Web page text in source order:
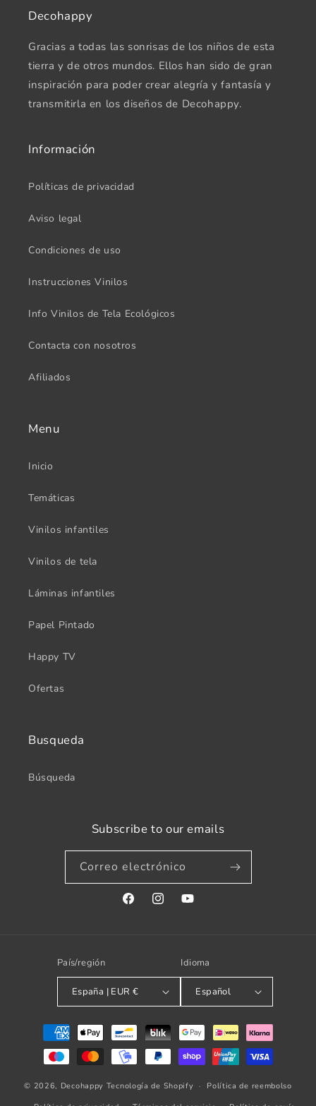
Decohappy
Gracias a todas las sonrisas de los niños de esta
tierra y de otros mundos. Ellos han sido de gran
inspiración para poder crear alegría y fantasía y
transmitirla en los diseños de Decohappy.
Información
Políticas de privacidad
Aviso legal
Condiciones de uso
Instrucciones Vinilos
Info Vinilos de Tela Ecológicos
Contacta con nosotros
Afiliados
Menu
Inicio
Temáticas
Vinilos infantiles
Vinilos de tela
Láminas infantiles
Papel Pintado
Happy TV
Ofertas
Busqueda
Búsqueda
Subscribe to our emails
Correo electrónico
FacebookInstagramYouTube
País/región
España | EUR €
Idioma
Español
Formas
pago
© 2026, Decohappy Tecnología de Shopify
Política de reembolso